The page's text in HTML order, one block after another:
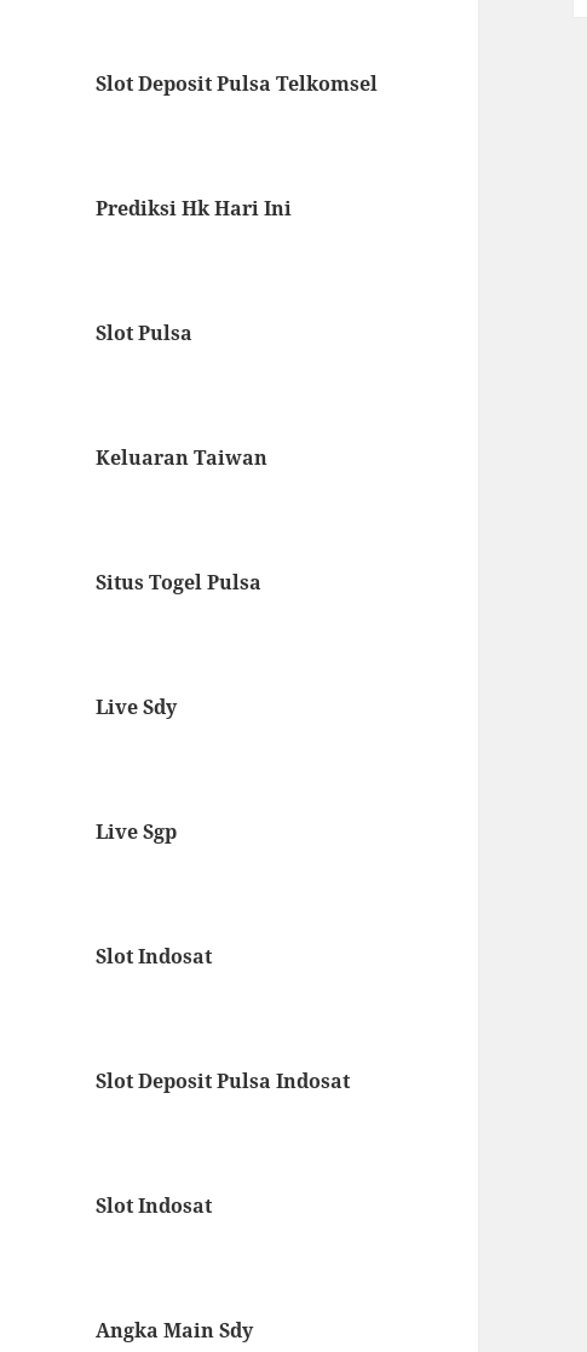
Slot Deposit Pulsa Telkomsel
Prediksi Hk Hari Ini
Slot Pulsa
Keluaran Taiwan
Situs Togel Pulsa
Live Sdy
Live Sgp
Slot Indosat
Slot Deposit Pulsa Indosat
Slot Indosat
Angka Main Sdy